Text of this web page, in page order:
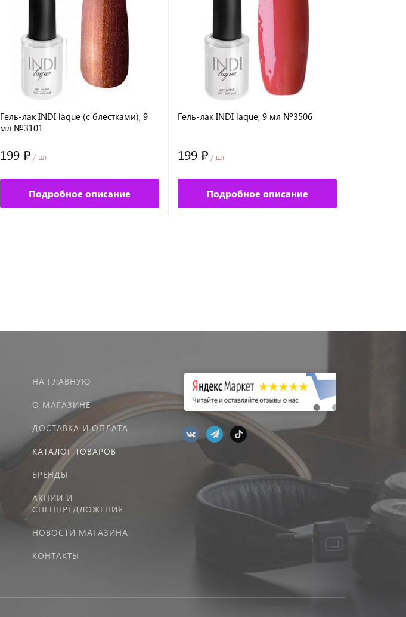
Гель-лак INDI laque (с блестками), 9
мл №3101
199 ₽ / шт
Подробное описание
Гель-лак INDI laque, 9 мл №3506
199 ₽ / шт
Подробное описание
НА ГЛАВНУЮ
О МАГАЗИНЕ
ДОСТАВКА И ОПЛАТА
КАТАЛОГ ТОВАРОВ
БРЕНДЫ
АКЦИИ И
СПЕЦПРЕДЛОЖЕНИЯ
НОВОСТИ МАГАЗИНА
КОНТАКТЫ